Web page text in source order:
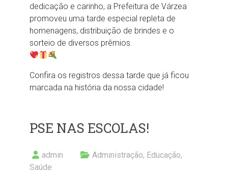
dedicação e carinho, a Prefeitura de Várzea
promoveu uma tarde especial repleta de
homenagens, distribuição de brindes e o
sorteio de diversos prêmios.
Confira os registros dessa tarde que já ficou
marcada na história da nossa cidade!
PSE NAS ESCOLAS!
admin Administração, Educação,
Saúde